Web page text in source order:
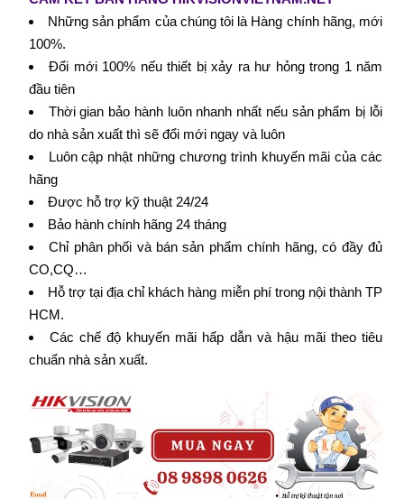
Những sản phẩm của chúng tôi là Hàng chính hãng, mới
100%.
Đổi mới 100% nếu thiết bị xảy ra hư hỏng trong 1 năm
đầu tiên
Thời gian bảo hành luôn nhanh nhất nếu sản phẩm bị lỗi
do nhà sản xuất thì sẽ đổi mới ngay và luôn
Luôn cập nhật những chương trình khuyến mãi của các
hãng
Được hỗ trợ kỹ thuật 24/24
Bảo hành chính hãng 24 tháng
Chỉ phân phối và bán sản phẩm chính hãng, có đầy đủ
CO,CQ…
Hỗ trợ tại địa chỉ khách hàng miễn phí trong nội thành TP
HCM.
Các chế độ khuyến mãi hấp dẫn và hậu mãi theo tiêu
chuẩn nhà sản xuất.